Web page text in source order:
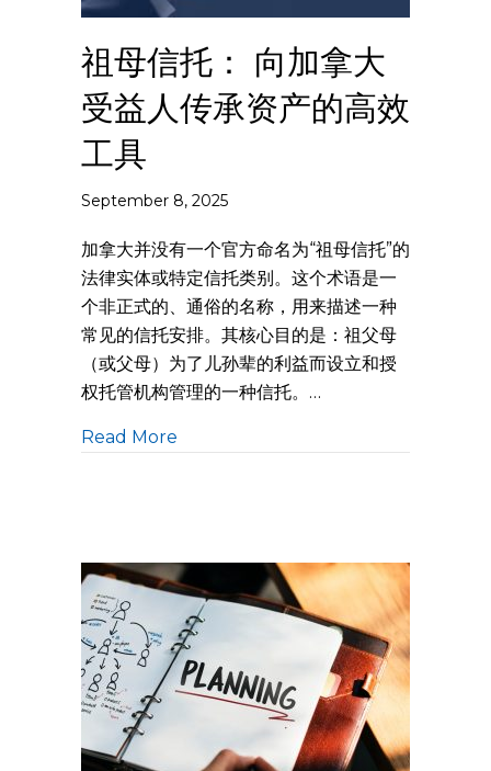
祖母信托： 向加拿大
受益人传承资产的高效
工具
September 8, 2025
加拿大并没有一个官方命名为“祖母信托”的
法律实体或特定信托类别。这个术语是一
个非正式的、通俗的名称，用来描述一种
常见的信托安排。其核心目的是：祖父母
（或父母）为了儿孙辈的利益而设立和授
权托管机构管理的一种信托。…
Read More